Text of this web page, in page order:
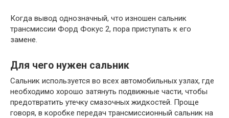
Когда вывод однозначный, что изношен сальник
трансмиссии Форд Фокус 2, пора приступать к его
замене.
Для чего нужен сальник
Сальник используется во всех автомобильных узлах, где
необходимо хорошо затянуть подвижные части, чтобы
предотвратить утечку смазочных жидкостей. Проще
говоря, в коробке передач трансмиссионный сальник на